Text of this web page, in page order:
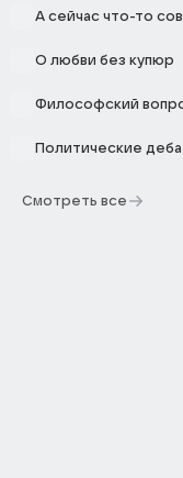
А сейчас что-то
О любви без купюр
Философский
Политические
Смотреть все